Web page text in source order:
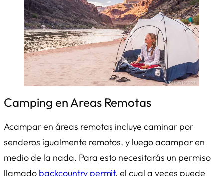
Camping en Areas Remotas
Acampar en áreas remotas incluye caminar por
senderos igualmente remotos, y luego acampar en
medio de la nada. Para esto necesitarás un permiso
llamado backcountry permit, el cual a veces puede